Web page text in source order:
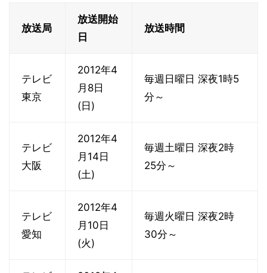
放送局
放送開始
日
放送時間
テレビ
東京
2012年4
月8日
(日)
毎週日曜日 深夜1時5
分～
テレビ
大阪
2012年4
月14日
(土)
毎週土曜日 深夜2時
25分～
テレビ
愛知
2012年4
月10日
(火)
毎週火曜日 深夜2時
30分～